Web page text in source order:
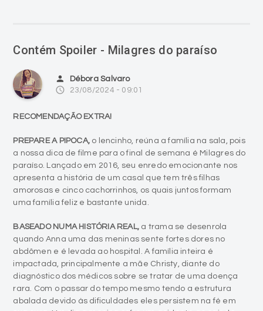
Contém Spoiler - Milagres do paraíso
person Débora Salvaro
access_time 23/08/2024 - 09:01
RECOMENDAÇÃO EXTRA!
PREPARE A PIPOCA, o lencinho, reúna a família na sala, pois
a nossa dica de filme para o final de semana é Milagres do
paraíso. Lançado em 2016, seu enredo emocionante nos
apresenta a história de um casal que tem três filhas
amorosas e cinco cachorrinhos, os quais juntos formam
uma família feliz e bastante unida.
BASEADO NUMA HISTÓRIA REAL, a trama se desenrola
quando Anna uma das meninas sente fortes dores no
abdômen e é levada ao hospital. A família inteira é
impactada, principalmente a mãe Christy, diante do
diagnóstico dos médicos sobre se tratar de uma doença
rara. Com o passar do tempo mesmo tendo a estrutura
abalada devido às dificuldades eles persistem na fé em